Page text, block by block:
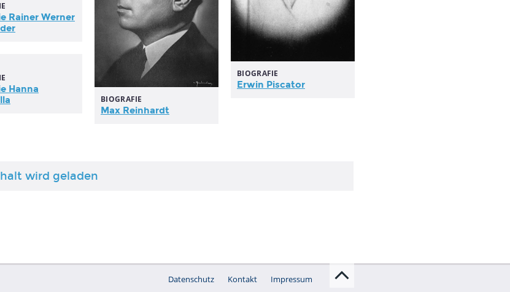
BIOGRAFIE
Erwin Piscator
BIOGRAFIE
Max Reinhardt
Rainer Werner
Hanna
wird geladen
Datenschutz Kontakt Impressum